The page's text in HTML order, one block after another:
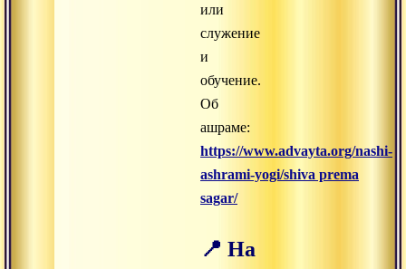
или
служение
и
обучение.
Об
ашраме:
https://www.advayta.org/nashi-
ashrami-yogi/shiva prema
sagar/
📍 На